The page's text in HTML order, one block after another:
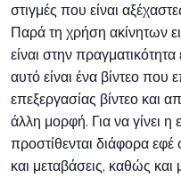
στιγμές που είναι
Παρά τη χρήση ακίνητων
είναι στην
αυτό είναι ένα βίντεο
επεξεργασίας βίντεο και
άλλη μορφή. Για να γίνει
προστίθενται διάφορα
και μεταβάσεις, καθώς και